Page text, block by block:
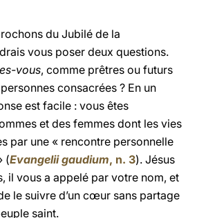
du Jubilé de la
vous poser deux questions.
vous, comme prêtres ou futurs
consacrées ? En un
est facile : vous êtes
et des femmes dont les vies
par une « rencontre personnelle
(Evangelii gaudium, n. 3). Jésus
il vous a appelé par votre nom, et
le suivre d’un cœur sans partage
saint.